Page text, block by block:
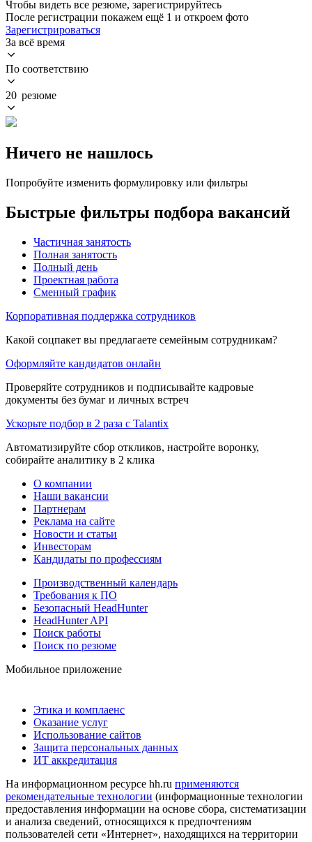
Чтобы видеть все резюме, зарегистрируйтесь
После регистрации покажем ещё 1 и откроем фото
Зарегистрироваться
За всё время
По соответствию
20 резюме
Ничего не нашлось
Попробуйте изменить формулировку или фильтры
Быстрые фильтры подбора вакансий
Частичная занятость
Полная занятость
Полный день
Проектная работа
Сменный график
Корпоративная поддержка сотрудников
Какой соцпакет вы предлагаете семейным сотрудникам?
Оформляйте кандидатов онлайн
Проверяйте сотрудников и подписывайте кадровые
документы без бумаг и личных встреч
Ускорьте подбор в 2 раза с Talantix
Автоматизируйте сбор откликов, настройте воронку,
собирайте аналитику в 2 клика
О компании
Наши вакансии
Партнерам
Реклама на сайте
Новости и статьи
Инвесторам
Кандидаты по профессиям
Производственный календарь
Требования к ПО
Безопасный HeadHunter
HeadHunter API
Поиск работы
Поиск по резюме
Мобильное приложение
Этика и комплаенс
Оказание услуг
Использование сайтов
Защита персональных данных
ИТ аккредитация
На информационном ресурсе hh.ru применяются
рекомендательные технологии (информационные технологии
предоставления информации на основе сбора, систематизации
и анализа сведений, относящихся к предпочтениям
пользователей сети «Интернет», находящихся на территории